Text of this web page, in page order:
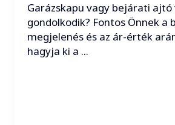
Garázskapu vagy bejárati ajtó
gondolkodik? Fontos Önnek a
megjelenés és az ár-érték
hagyja ki a ...